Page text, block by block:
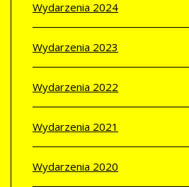
Wydarzenia 2024
Wydarzenia 2023
Wydarzenia 2022
Wydarzenia 2021
Wydarzenia 2020